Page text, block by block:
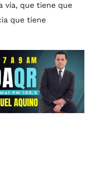
vía, que tiene que
que tiene